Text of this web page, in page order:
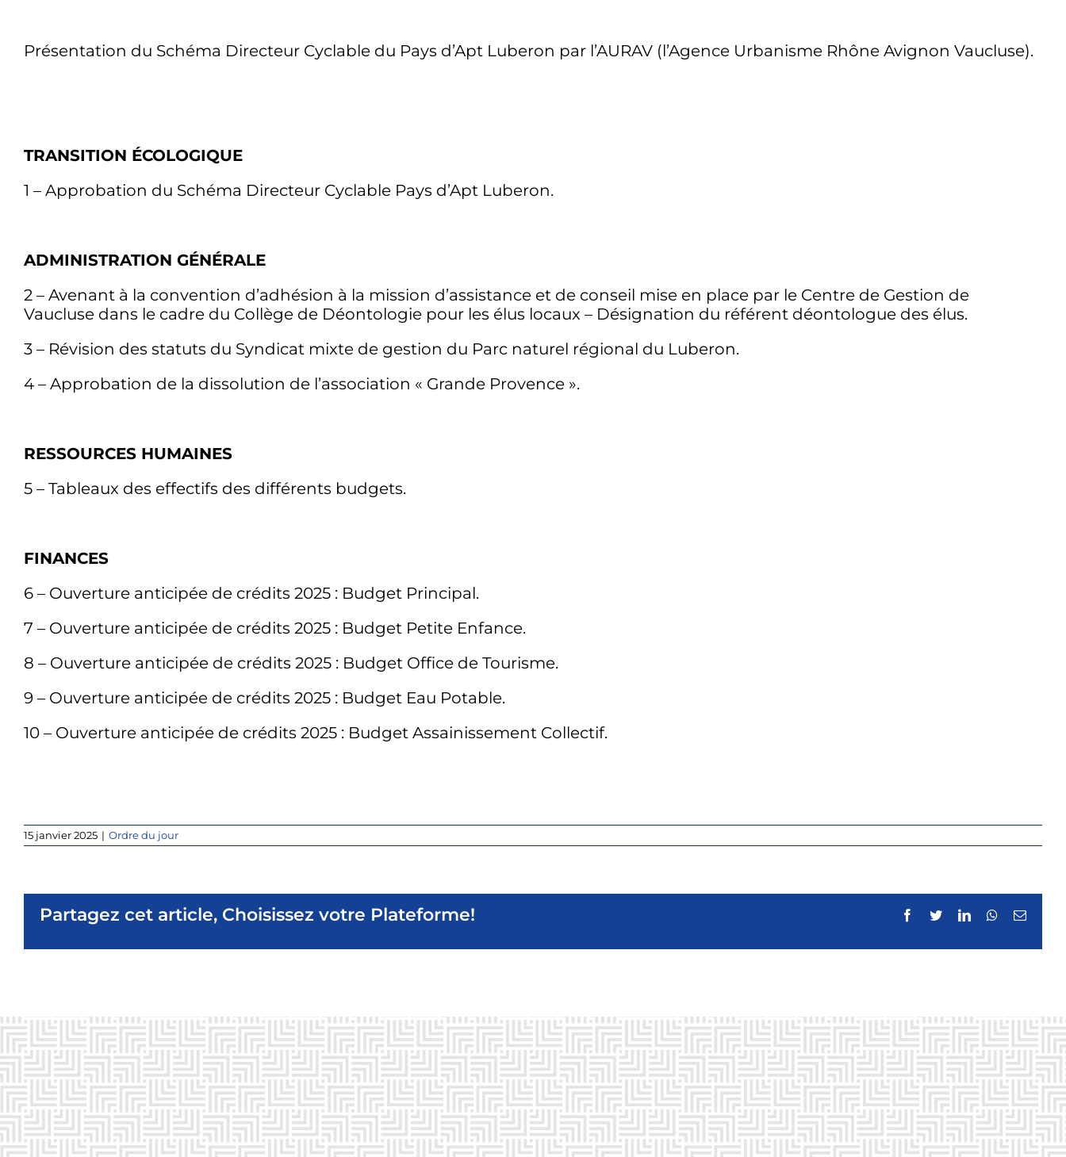
Présentation du Schéma Directeur Cyclable du Pays d’Apt Luberon par l’AURAV (l’Agence Urbanisme Rhône Avignon Vaucluse).
TRANSITION ÉCOLOGIQUE
1 – Approbation du Schéma Directeur Cyclable Pays d’Apt Luberon.
ADMINISTRATION GÉNÉRALE
2 – Avenant à la convention d’adhésion à la mission d’assistance et de conseil mise en place par le Centre de Gestion de
Vaucluse dans le cadre du Collège de Déontologie pour les élus locaux – Désignation du référent déontologue des élus.
3 – Révision des statuts du Syndicat mixte de gestion du Parc naturel régional du Luberon.
4 – Approbation de la dissolution de l’association « Grande Provence ».
RESSOURCES HUMAINES
5 – Tableaux des effectifs des différents budgets.
FINANCES
6 – Ouverture anticipée de crédits 2025 : Budget Principal.
7 – Ouverture anticipée de crédits 2025 : Budget Petite Enfance.
8 – Ouverture anticipée de crédits 2025 : Budget Office de Tourisme.
9 – Ouverture anticipée de crédits 2025 : Budget Eau Potable.
10 – Ouverture anticipée de crédits 2025 : Budget Assainissement Collectif.
15 janvier 2025 | Ordre du jour
Partagez cet article, Choisissez votre Plateforme! Facebook
TwitterLinkedInWhatsApp
Email